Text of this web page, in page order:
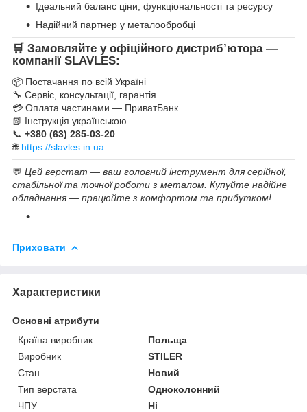
Ідеальний баланс ціни, функціональності та ресурсу
Надійний партнер у металообробці
🛒 Замовляйте у офіційного дистриб’ютора —
компанії SLAVLES:
📦 Постачання по всій Україні
🔧 Сервіс, консультації, гарантія
💳 Оплата частинами — ПриватБанк
📗 Інструкція українською
📞 +380 (63) 285-03-20
🌐 https://slavles.in.ua
💬 Цей верстат — ваш головний інструмент для серійної,
стабільної та точної роботи з металом. Купуйте надійне
обладнання — працюйте з комфортом та прибутком!
Приховати
Характеристики
Основні атрибути
Країна виробник
Польща
Виробник
STILER
Стан
Новий
Тип верстата
Одноколонний
ЧПУ
Ні